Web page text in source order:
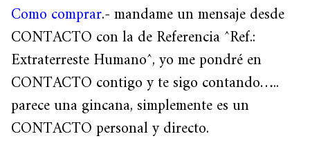
Como comprar.- mandame un mensaje desde
CONTACTO con la de Referencia ^Ref.:
Extraterreste Humano^, yo me pondré en
CONTACTO contigo y te sigo contando…..
parece una gincana, simplemente es un
CONTACTO personal y directo.